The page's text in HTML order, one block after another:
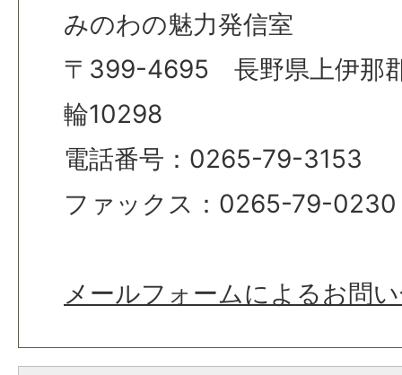
みのわの魅力発信室
〒399-4695 長野県上伊那
輪10298
電話番号：0265-79-3153
ファックス：0265-79-0230
メールフォームによるお問